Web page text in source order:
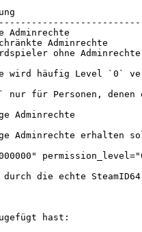
Adminrechte
ohne Adminrechte
wird häufig Level `0`
nur für Personen,
Adminrechte
Adminrechte erhalten
durch die echte
hast: